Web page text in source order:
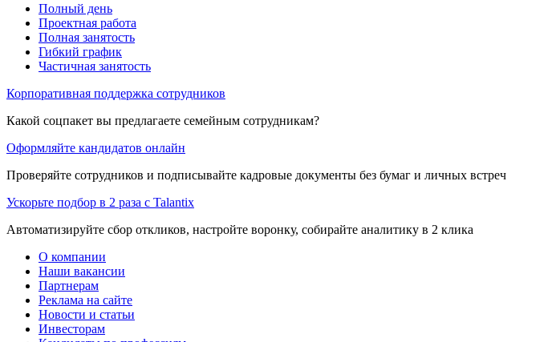
Полный день
Проектная работа
Полная занятость
Гибкий график
Частичная занятость
Корпоративная поддержка сотрудников
Какой соцпакет вы предлагаете семейным сотрудникам?
Оформляйте кандидатов онлайн
Проверяйте сотрудников и подписывайте кадровые документы без бумаг и личных встреч
Ускорьте подбор в 2 раза с Talantix
Автоматизируйте сбор откликов, настройте воронку, собирайте аналитику в 2 клика
О компании
Наши вакансии
Партнерам
Реклама на сайте
Новости и статьи
Инвесторам